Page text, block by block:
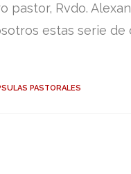
pastor, Rvdo.
estas serie de
PASTORALES